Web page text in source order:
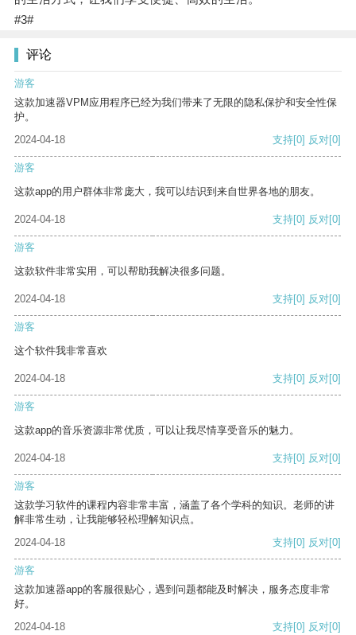
#3#
评论
游客
这款加速器VPM应用程序已经为我们带来了无限的隐私保护和安全性保
护。
2024-04-18
支持[0] 反对[0]
游客
这款app的用户群体非常庞大，我可以结识到来自世界各地的朋友。
2024-04-18 支持[0] 反对[0]
游客
这款软件非常实用，可以帮助我解决很多问题。
2024-04-18 支持[0] 反对[0]
游客
这个软件我非常喜欢
2024-04-18 支持[0] 反对[0]
游客
这款app的音乐资源非常优质，可以让我尽情享受音乐的魅力。
2024-04-18 支持[0] 反对[0]
游客
这款学习软件的课程内容非常丰富，涵盖了各个学科的知识。老师的讲
解非常生动，让我能够轻松理解知识点。
2024-04-18
支持[0] 反对[0]
游客
这款加速器app的客服很贴心，遇到问题都能及时解决，服务态度非常
好。
2024-04-18
支持[0] 反对[0]